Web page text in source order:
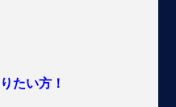
たい方！